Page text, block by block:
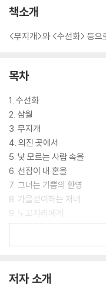
책소개
<무지개>와 <수선화> 등으
목차
1. 수선화
2. 삼월
3. 무지개
4. 외진 곳에서
5. 낯 모르는 사람 속을
6. 선잠이 내 혼을
7. 그녀는 기쁨의 환영
8. 가을걷이하는 처녀
9. 노고지리에게
10. 뻐꾸기에 부쳐
14. 아름다운 저녁
저자 소개